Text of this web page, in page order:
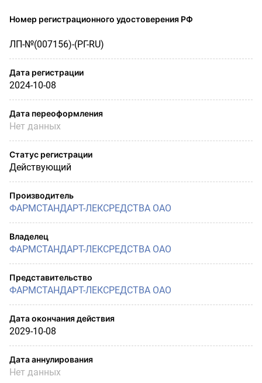
Номер регистрационного удостоверения РФ
ЛП-№(007156)-(РГ-RU)
Дата регистрации
2024-10-08
Дата переоформления
Нет данных
Статус регистрации
Действующий
Производитель
ФАРМСТАНДАРТ-ЛЕКСРЕДСТВА ОАО
Владелец
ФАРМСТАНДАРТ-ЛЕКСРЕДСТВА ОАО
Представительство
ФАРМСТАНДАРТ-ЛЕКСРЕДСТВА ОАО
Дата окончания действия
2029-10-08
Дата аннулирования
Нет данных